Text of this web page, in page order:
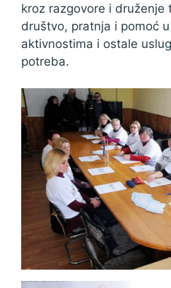
kroz razgovore i druženje
društvo, pratnja i pomoć
aktivnostima i ostale
potreba.